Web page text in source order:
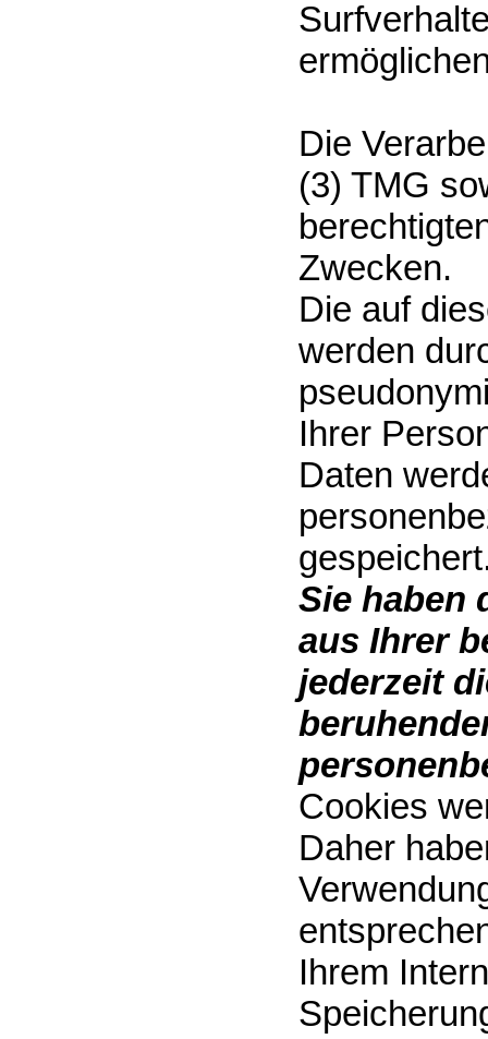
Die
(3) TMG
Zwecken.
Die auf
werden
Ihrer
Daten
Sie haben
aus Ihrer
jederzeit
Cookies
Daher
Ihrem